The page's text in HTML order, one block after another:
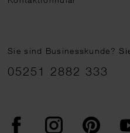
Sie sind Businesskunde?
05251 2882 333
FacebookInstagram